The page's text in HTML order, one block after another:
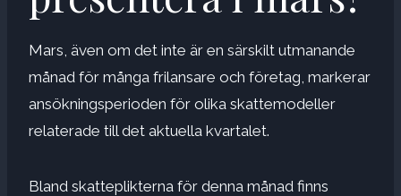
Mars, även om det inte är en särskilt utmanande
månad för många frilansare och företag, markerar
ansökningsperioden för olika skattemodeller
relaterade till det aktuella kvartalet.
Bland skatteplikterna för denna månad finns